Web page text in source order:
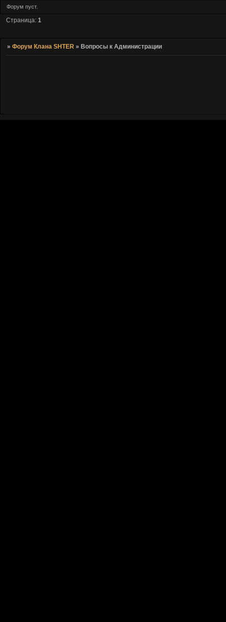
Форум пуст.
Страница:1
»Форум Клана SHTER » Вопросы к Администрации